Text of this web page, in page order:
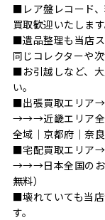
■レア盤レコード
買取歓迎いたします
■遺品整理も当店
同じコレクターや
■お引越しなど、
い。
■出張買取エリ
→→→近畿エリア全
全域｜京都府｜奈
■宅配買取エリ
→→→日本全国のお
無料）
■壊れていても当
す。